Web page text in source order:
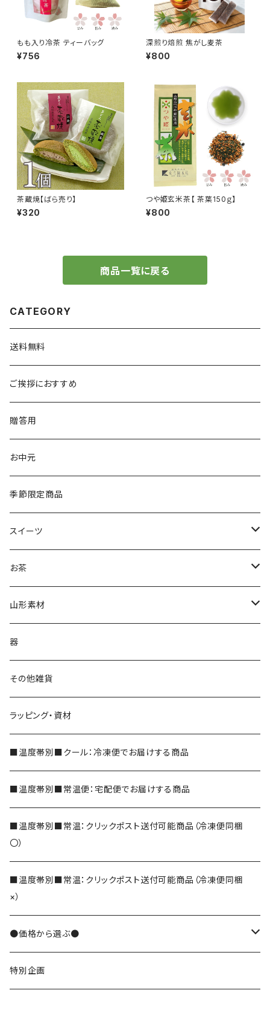
もも入り冷茶 ティーバッグ
¥756
深煎り焙煎 焦がし麦茶
¥800
茶蔵焼【ばら売り】
¥320
つや姫玄米茶【 茶葉150ｇ】
¥800
商品一覧に戻る
CATEGORY
送料無料
ご挨拶におすすめ
贈答用
お中元
季節限定商品
スイーツ
ジェラート
抹茶ジェラート
やまがたジェラート
茶蔵焼（生クリームどら焼き）
ケーキ
フルーツケーキ
和フィナンシェ
シェイク
お茶
茶蔵ブランド
煎茶
かぶせ茶
深蒸し茶
玉露
玄米茶
ほうじ茶
和紅茶
そば茶
でわかおりそば茶
その他のお茶
便利なティーバッグ
山形素材
山形だしの素
紅花
器
その他雑貨
ラッピング・資材
■温度帯別■クール：冷凍便でお届けする商品
■温度帯別■常温便：宅配便でお届けする商品
■温度帯別■常温：クリックポスト送付可能商品（冷凍便同梱
〇）
■温度帯別■常温：クリックポスト送付可能商品（冷凍便同梱
×）
●価格から選ぶ●
10000円
特別企画